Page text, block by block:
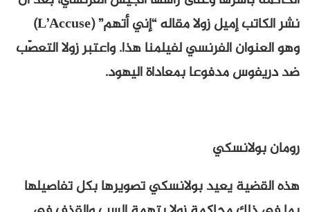
نشر الكاتب إميل زولا مقاله “إني أتهم” (L’Accuse)
وهو العنوان الفرنسي لفيلمنا هذا. واعتبر زولا التعصّب
ضد دريفوس مدفوعا بمعاداة اليهود.
رومان بولانسكي
هذه القضية يعيد بولانسكي تصويرها بكل تفاصيلها